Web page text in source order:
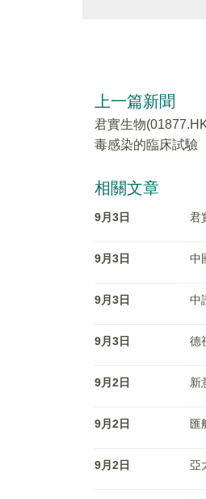
上一篇新聞
君實生物
毒感染的臨床試驗
相關文章
9月3日 君
9月3日 中
9月3日 中
9月3日 德
9月2日 新
9月2日 匯
9月2日 亞